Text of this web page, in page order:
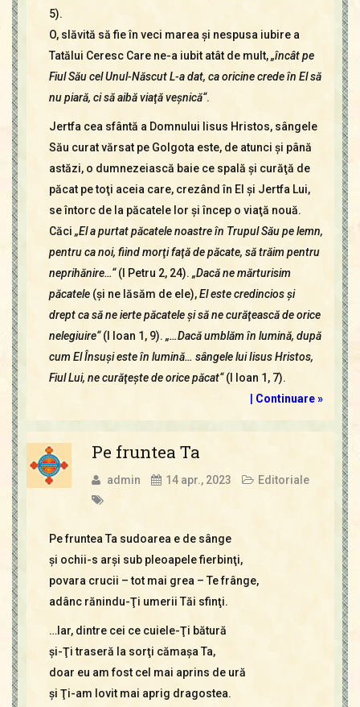
5).
O, slăvită să fie în veci marea şi nespusa iubire a
Tatălui Ceresc Care ne-a iubit atât de mult,„încât pe
Fiul Său cel Unul-Născut L-a dat, ca oricine crede în El să
nu piară, ci să aibă viaţă veşnică“.
Jertfa cea sfântă a Domnului Iisus Hristos, sângele
Său curat vărsat pe Golgota este, de atunci şi până
astăzi, o dumnezeiască baie ce spală şi curăţă de
păcat pe toţi aceia care, crezând în El şi Jertfa Lui,
se întorc de la păcatele lor şi încep o viaţă nouă.
Căci „El a purtat păcatele noastre în Trupul Său pe lemn,
pentru ca noi, fiind morţi faţă de păcate, să trăim pentru
neprihănire…“(I Petru 2, 24). „Dacă ne mărturisim
păcatele (şi ne lăsăm de ele),El este credincios şi
drept ca să ne ierte păcatele şi să ne curăţească de orice
nelegiuire“(I Ioan 1, 9). „…Dacă umblăm în lumină, după
cum El Însuşi este în lumină… sângele lui Iisus Hristos,
Fiul Lui, ne curăţeşte de orice păcat“(I Ioan 1, 7).
| Continuare »
Pe fruntea Ta
admin 14 apr., 2023 Editoriale
Pe fruntea Ta sudoarea e de sânge
şi ochii-s arşi sub pleoapele fierbinţi,
povara crucii – tot mai grea – Te frânge,
adânc rănindu-Ţi umerii Tăi sfinţi.
…Iar, dintre cei ce cuiele-Ţi bătură
şi-Ţi traseră la sorţi cămaşa Ta,
doar eu am fost cel mai aprins de ură
şi Ţi-am lovit mai aprig dragostea.